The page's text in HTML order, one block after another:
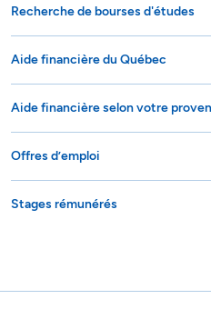
Recherche de bourses d'études
Aide financière du Québec
Aide financière selon votre
Offres d’emploi
Stages rémunérés